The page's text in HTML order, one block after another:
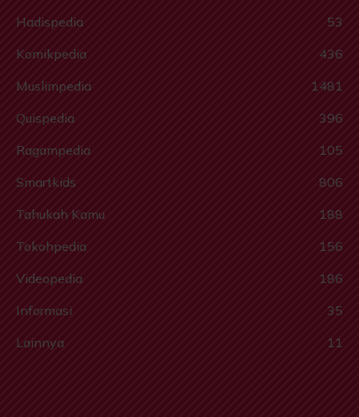
Hadispedia
53
Komikpedia
436
Muslimpedia
1481
Quispedia
396
Ragampedia
105
Smartkids
806
Tahukah Kamu
188
Tokohpedia
156
Videopedia
186
Informasi
35
Lainnya
11